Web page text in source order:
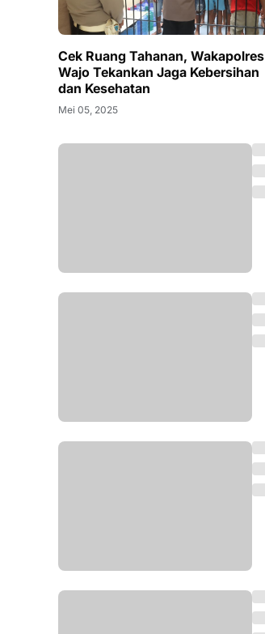
Cek Ruang Tahanan, Wakapolres
Wajo Tekankan Jaga Kebersihan
dan Kesehatan
Mei 05, 2025